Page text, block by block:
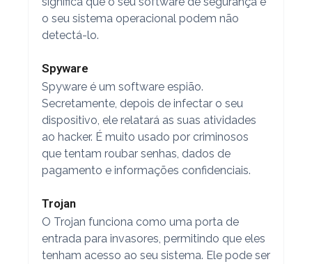
o seu sistema operacional podem não
detectá-lo.
Spyware
Spyware é um software espião.
Secretamente, depois de infectar o seu
dispositivo, ele relatará as suas atividades
ao hacker. É muito usado por criminosos
que tentam roubar senhas, dados de
pagamento e informações confidenciais.
Trojan
O Trojan funciona como uma porta de
entrada para invasores, permitindo que eles
tenham acesso ao seu sistema. Ele pode ser